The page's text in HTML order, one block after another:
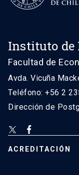
Instituto de
Facultad de
Avda. Vicuña
Teléfono: +56 2
Dirección de
ACREDITACIÓN